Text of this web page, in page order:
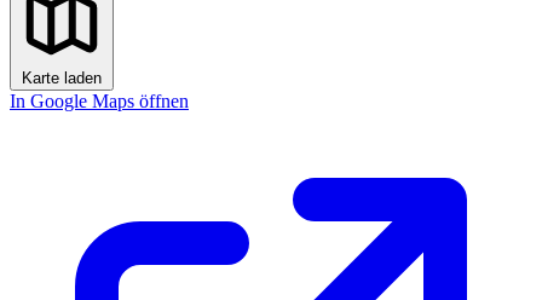
Karte laden
In Google Maps öffnen